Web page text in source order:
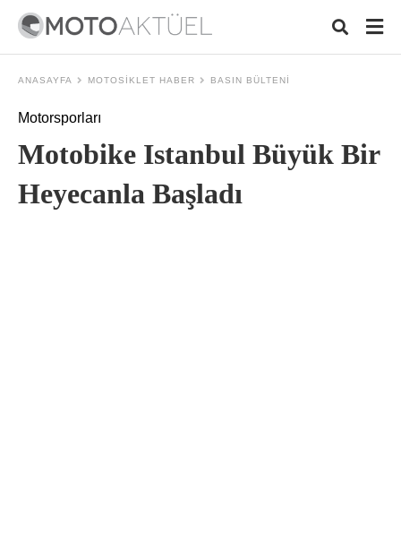
your
ANASAYFA MOTOSIKLET HABER BASIN BÜLTENI
Motorsporları
Motobike Istanbul Büyük Bir
Heyecanla Başladı